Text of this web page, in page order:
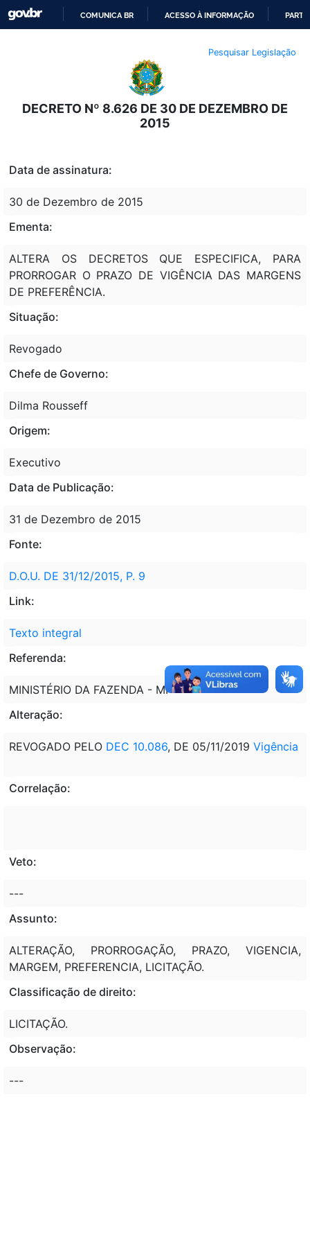
O
CONTEÚDO
COMUNICA BR ACESSO À INFORMAÇÃO
Pesquisar Legislação
DECRETO Nº 8.626 DE 30 DE DEZEMBRO DE
2015
Data de assinatura:
30 de Dezembro de 2015
Ementa:
ALTERA OS DECRETOS QUE ESPECIFICA, PARA
PRORROGAR O PRAZO DE VIGÊNCIA DAS MARGENS
DE PREFERÊNCIA.
Situação:
Revogado
Chefe de Governo:
Dilma Rousseff
Origem:
Executivo
Data de Publicação:
31 de Dezembro de 2015
Fonte:
D.O.U. DE 31/12/2015, P. 9
Link:
Texto integral
Referenda:
MINISTÉRIO DA FAZENDA - MF
Alteração:
REVOGADO PELO DEC 10.086, DE 05/11/2019 Vigência
Correlação:
Veto:
---
Assunto:
ALTERAÇÃO, PRORROGAÇÃO, PRAZO, VIGENCIA,
MARGEM, PREFERENCIA, LICITAÇÃO.
Classificação de direito:
LICITAÇÃO.
Observação:
---